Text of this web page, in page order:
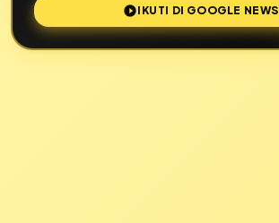
IKUTI DI GOOGLE NEWS